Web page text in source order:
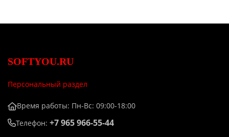
SOFTYOU.RU
Персональный раздел
Время работы: Пн-Вс: 09:00-18:00
Телефон: +7 965 966-55-44